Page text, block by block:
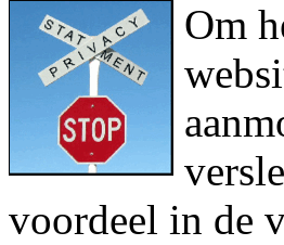
Om
voordeel in de